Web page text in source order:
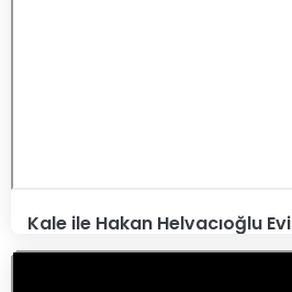
Kale ile Hakan Helvacıoğlu Evi